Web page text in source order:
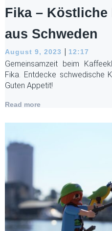
Fika –
aus Schweden
August 9, 2023 | 12:17
Gemeinsamzeit beim
Fika. Entdecke schwedische
Guten Appetit!
Read more